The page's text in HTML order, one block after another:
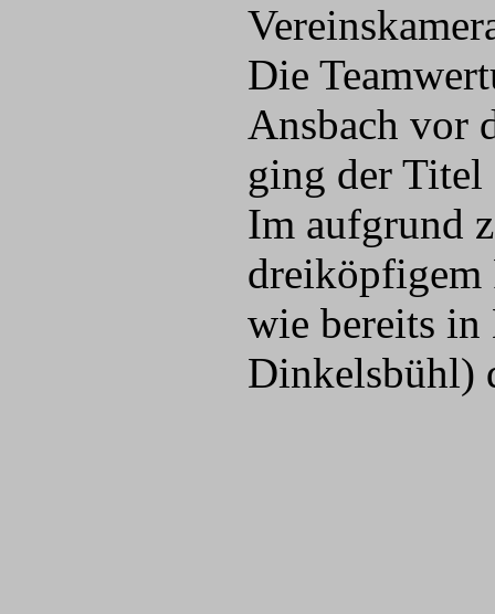
Die
Ansbach vor
ging der Titel
Im aufgrund
dreiköpfigem
wie bereits in
Dinkelsbühl)